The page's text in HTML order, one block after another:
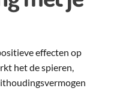
effecten op
het de spieren,